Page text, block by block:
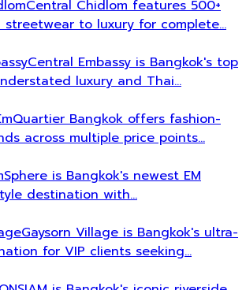
Central Chidlom features 500+
streetwear to luxury for complete…
Central Embassy is Bangkok's top
luxury and Thai…
Bangkok offers fashion-
across multiple price points…
is Bangkok's newest EM
destination with…
Gaysorn Village is Bangkok's ultra-
for VIP clients seeking…